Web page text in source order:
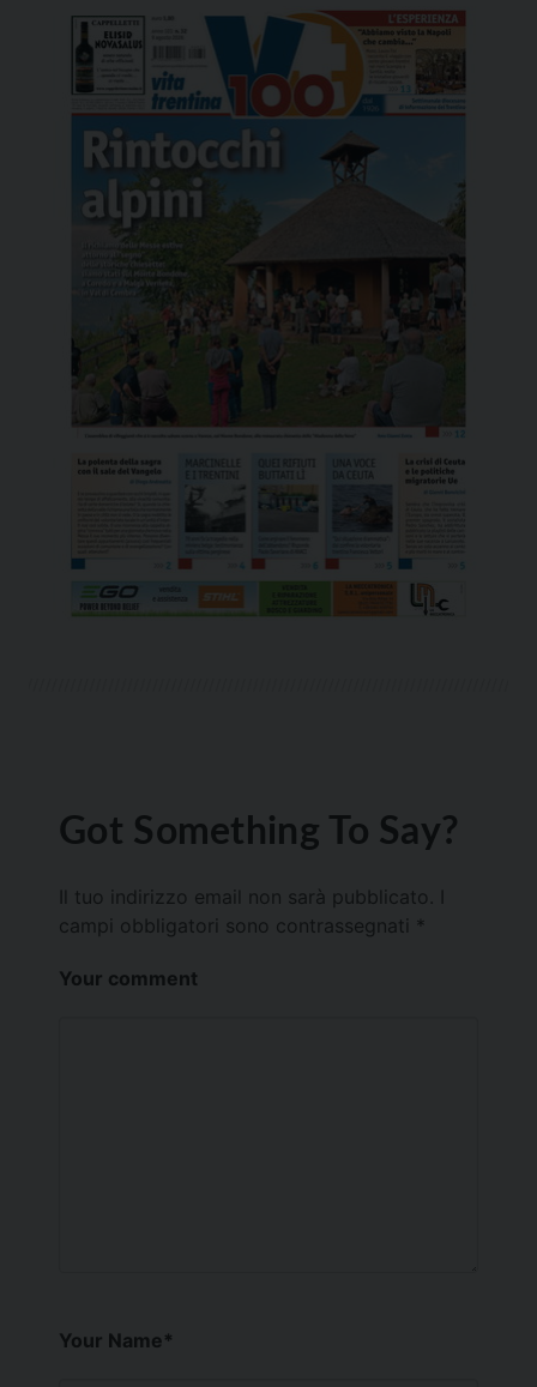
Got Something To Say?
Il tuo indirizzo email non sarà pubblicato.
campi obbligatori sono contrassegnati *
Your comment
Your Name*